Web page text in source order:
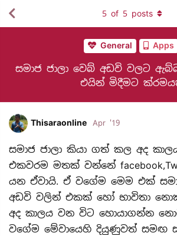
General Apps
සමාජ ජාලා වෙබ් අඩවි වලට
එයින් මිදීමට
5 of 5 posts
Thisaraonline Apr '19
සමාජ ජාලා කියා ගත් කල අද
එකවරම මතක් වන්නේ
යන ඒවායි. ඒ වගේම මෙම එක්
අඩවි වලින් එකක් හෝ භාවිතා
අද කාලය වන විට හොයාගන්න
වගේම මේවායෙහි දියුණුවත් සමඟ